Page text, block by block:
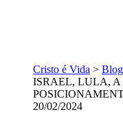
Cristo é Vida > Blog
ISRAEL, LULA, A
20/02/2024